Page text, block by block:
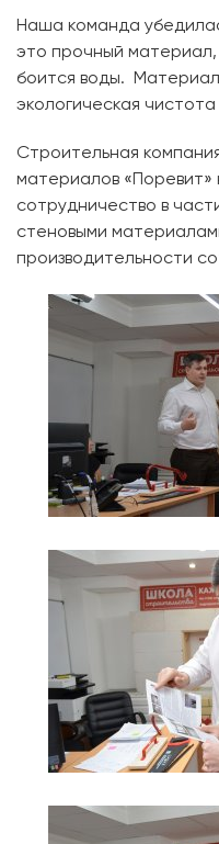
Наша команда
это прочный
боится воды.
экологическая
Строительная
материалов
сотрудничество в
стеновыми
производительности